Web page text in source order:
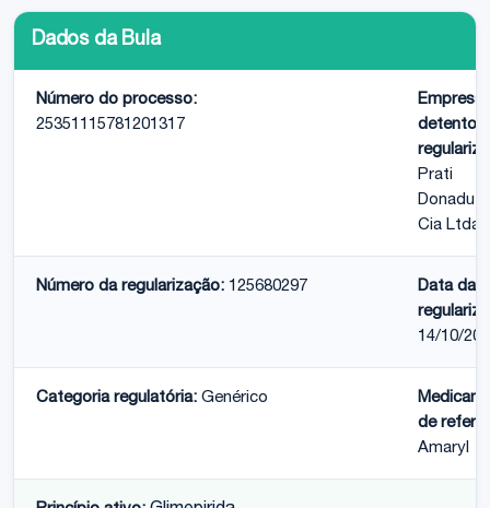
Dados da Bula
Número do processo:
25351115781201317
Empresa
Prati
Cia Ltda
Número da regularização: 125680297
Data da
14/10/
Categoria regulatória: Genérico
de
Amaryl